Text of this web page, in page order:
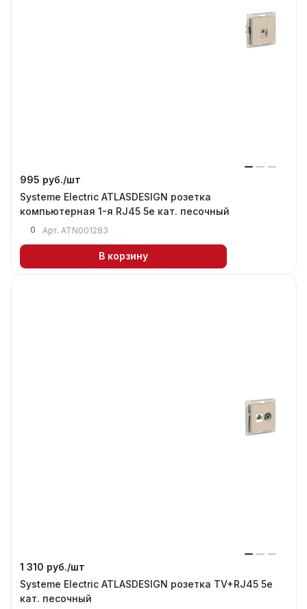
995 руб./шт
Systeme Electric ATLASDESIGN розетка
компьютерная 1-я RJ45 5е кат. песочный
0 Арт. ATN001283
В корзину
1 310 руб./шт
Systeme Electric ATLASDESIGN розетка TV+RJ45 5е
кат. песочный